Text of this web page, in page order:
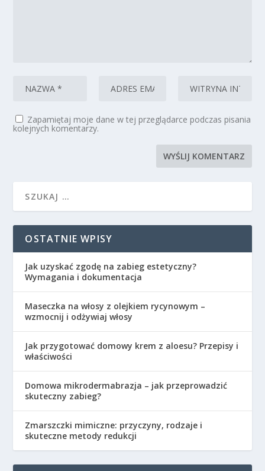
Zapamiętaj moje dane w tej przeglądarce podczas pisania
kolejnych komentarzy.
OSTATNIE WPISY
Jak uzyskać zgodę na zabieg estetyczny?
Wymagania i dokumentacja
Maseczka na włosy z olejkiem rycynowym –
wzmocnij i odżywiaj włosy
Jak przygotować domowy krem z aloesu? Przepisy i
właściwości
Domowa mikrodermabrazja – jak przeprowadzić
skuteczny zabieg?
Zmarszczki mimiczne: przyczyny, rodzaje i
skuteczne metody redukcji